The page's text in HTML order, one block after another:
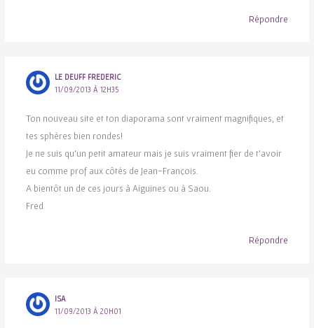
Répondre
LE DEUFF FREDERIC
11/09/2013 À 12H35
Ton nouveau site et ton diaporama sont vraiment magnifiques, et
tes sphères bien rondes!
Je ne suis qu’un petit amateur mais je suis vraiment fier de t’avoir
eu comme prof aux côtés de Jean-François.
A bientôt un de ces jours à Aiguines ou à Saou.
Fred
Répondre
ISA
11/09/2013 À 20H01